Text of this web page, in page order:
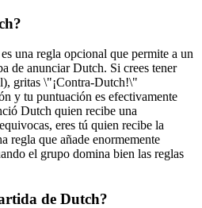
una regla opcional que permite a un
de anunciar Dutch. Si crees tener
gritas \"¡Contra-Dutch!\"
y tu puntuación es efectivamente
Dutch quien recibe una
eres tú quien recibe la
regla que añade enormemente
el grupo domina bien las reglas
de Dutch?